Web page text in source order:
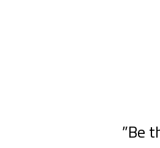
Be